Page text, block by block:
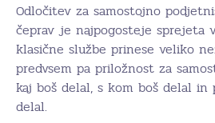
Odločitev za samostojno
čeprav je najpogosteje sprejeta
klasične službe prinese veliko
predvsem pa priložnost za
kaj boš delal, s kom boš delal in
delal.